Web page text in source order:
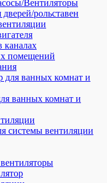
Вентиляторы
рольставен
каналах
помещений
ванных комнат и
системы вентиляции
Быстрый
380В
50Гц
Реле
и
A8222-